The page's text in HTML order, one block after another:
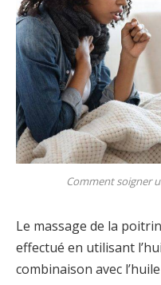
Comment soigner
Le massage de la
effectué en utilisant
combinaison avec